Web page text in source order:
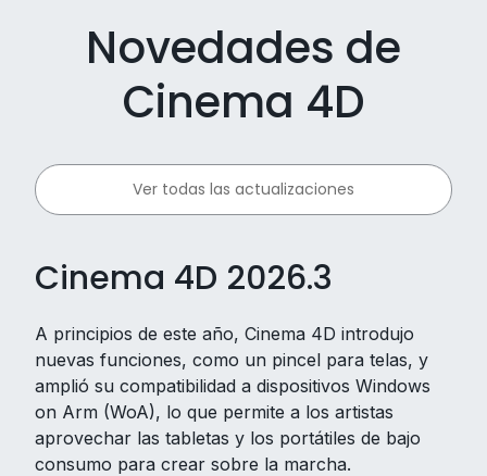
Novedades de
Cinema 4D
Ver todas las actualizaciones
Cinema 4D 2026.3
A principios de este año, Cinema 4D introdujo
nuevas funciones, como un pincel para telas, y
amplió su compatibilidad a dispositivos Windows
on Arm (WoA), lo que permite a los artistas
aprovechar las tabletas y los portátiles de bajo
consumo para crear sobre la marcha.